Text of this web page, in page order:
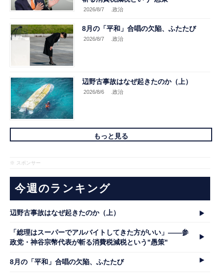
2026/8/7 .政治
8月の「平和」合唱の欠陥、ふたたび
2026/8/7 .政治
辺野古事故はなぜ起きたのか（上）
2026/8/6 .政治
もっと見る
※ スポンサー
今週のランキング
辺野古事故はなぜ起きたのか（上）
「総理はスーパーでアルバイトしてきた方がいい」――参
政党・神谷宗幣代表が斬る消費税減税という"愚策"
8月の「平和」合唱の欠陥、ふたたび